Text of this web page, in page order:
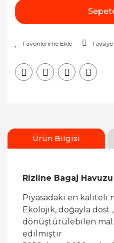
Ürün Bilgisi
Rizline Bagaj Havuzu
Piyasadaki en kaliteli
Ekolojik, doğayla dost
dönüştürülebilen
edilmiştir